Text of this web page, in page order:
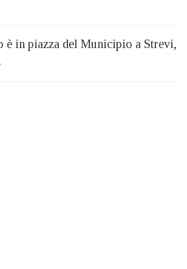
è in piazza del Municipio a Strevi,